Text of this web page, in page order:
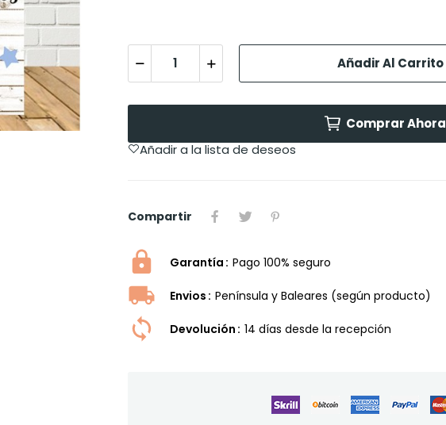
Añadir Al Carrito
Comprar Ahora
Añadir a la lista de deseos
Compartir
Garantía Pago 100% seguro
Envios Península y Baleares (según producto)
Devolución 14 dí­as desde la recepción